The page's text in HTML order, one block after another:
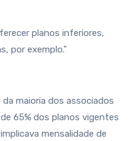
planos inferiores,
por exemplo.”
da maioria dos associados
65% dos planos vigentes
mensalidade de